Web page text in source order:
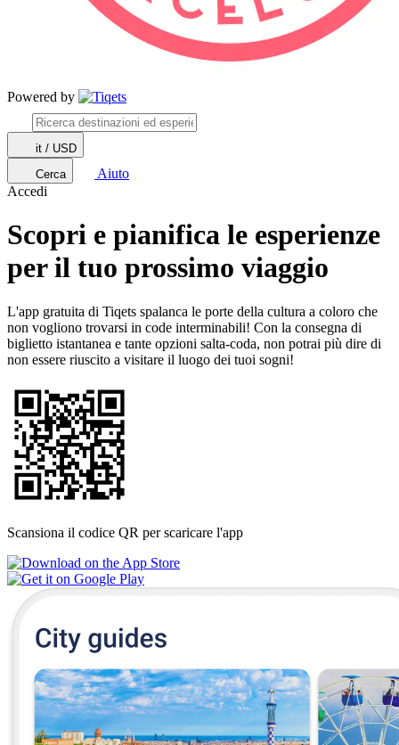
Powered by
it / USD
Cerca
Aiuto
Accedi
Scopri e pianifica le esperienze
per il tuo prossimo viaggio
L'app gratuita di Tiqets spalanca le porte della cultura a coloro che
non vogliono trovarsi in code interminabili! Con la consegna di
biglietto istantanea e tante opzioni salta-coda, non potrai più dire di
non essere riuscito a visitare il luogo dei tuoi sogni!
Scansiona il codice QR per scaricare l'app